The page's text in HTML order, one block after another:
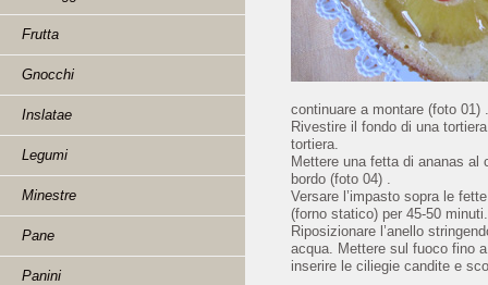
Frutta
Gnocchi
Inslatae
Legumi
Minestre
Pane
Panini
continuare a montare (foto
Rivestire il fondo di una
tortiera.
Mettere una fetta di ananas al
bordo (foto 04) .
Versare l’impasto sopra le
(forno statico) per 45-50
Riposizionare l’anello
acqua. Mettere sul fuoco fino
inserire le ciliegie candite e